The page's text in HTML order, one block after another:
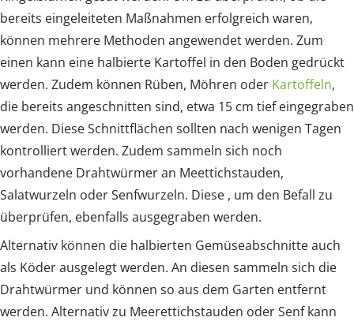
bereits eingeleiteten Maßnahmen erfolgreich waren,
können mehrere Methoden angewendet werden. Zum
einen kann eine halbierte Kartoffel in den Boden gedrückt
werden. Zudem können Rüben, Möhren oder Kartoffeln,
die bereits angeschnitten sind, etwa 15 cm tief eingegraben
werden. Diese Schnittflächen sollten nach wenigen Tagen
kontrolliert werden. Zudem sammeln sich noch
vorhandene Drahtwürmer an Meettichstauden,
Salatwurzeln oder Senfwurzeln. Diese , um den Befall zu
überprüfen, ebenfalls ausgegraben werden.
Alternativ können die halbierten Gemüseabschnitte auch
als Köder ausgelegt werden. An diesen sammeln sich die
Drahtwürmer und können so aus dem Garten entfernt
werden. Alternativ zu Meerettichstauden oder Senf kann